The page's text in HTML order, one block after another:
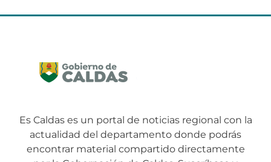
Es Caldas es un portal de noticias regional con la
actualidad del departamento donde podrás
encontrar material compartido directamente